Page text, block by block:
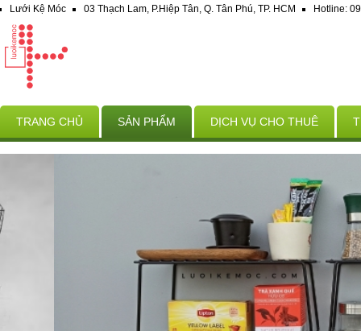
Lưới Kệ Móc 03 Thạch Lam, P.Hiệp Tân, Q. Tân Phú, TP. HCM Hotline:
TRANG CHỦ SẢN PHẨM DỊCH VỤ CHO THUÊ